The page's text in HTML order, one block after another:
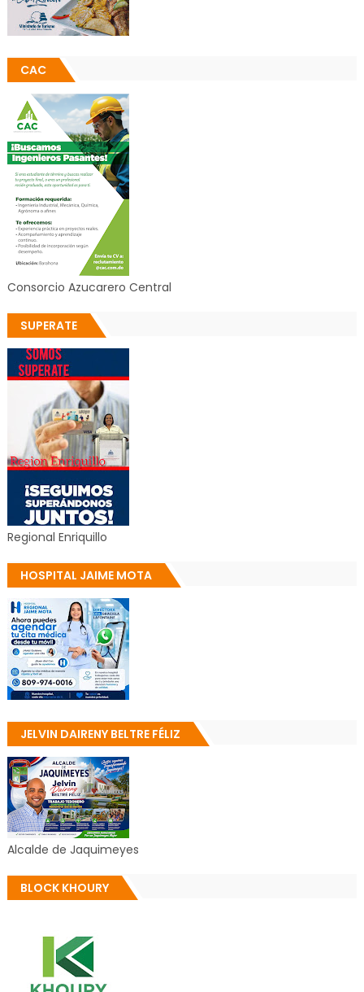
CAC
Consorcio Azucarero Central
SUPERATE
Regional Enriquillo
HOSPITAL JAIME MOTA
JELVIN DAIRENY BELTRE FÉLIZ
Alcalde de Jaquimeyes
BLOCK KHOURY